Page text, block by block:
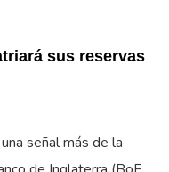
sus reservas
señal más de la